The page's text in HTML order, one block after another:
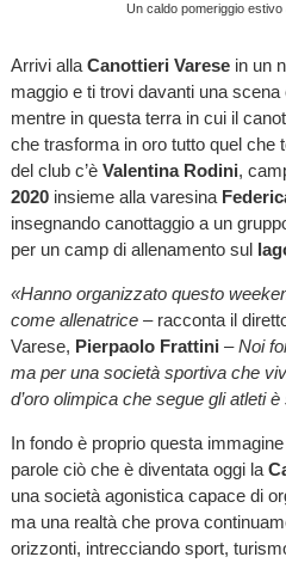
Un caldo pomeriggio
Arrivi alla Canottieri Varesein un
maggio e ti trovi davanti una
mentre in questa terra in cui il
che trasforma in oro tutto quel che
del club c’è Valentina Rodini,
2020insieme alla varesina
insegnando canottaggio a un
per un camp di allenamento sul
«Hanno organizzato questo
come allenatrice – racconta il
Varese, Pierpaolo Frattini – Noi
ma per una società sportiva che
d’oro olimpica che segue gli atleti
In fondo è proprio questa
parole ciò che è diventata oggi la
una società agonistica capace di
ma una realtà che prova
orizzonti, intrecciando sport,